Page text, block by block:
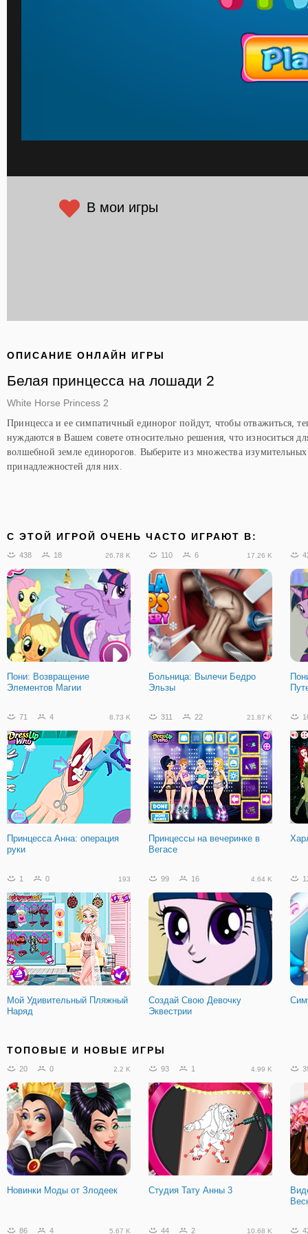
В мои игры
ОПИСАНИЕ ОНЛАЙН ИГРЫ
Белая принцесса на лошади 2
White Horse Princess 2
Принцесса и ее симпатичный единорог пойдут, чтобы отважиться,
нуждаются в Вашем совете относительно решения, что износиться
волшебной земле единорогов. Выберите из множества изумительных
принадлежностей для них.
C ЭТОЙ ИГРОЙ ОЧЕНЬ ЧАСТО ИГРАЮТ В:
438 18 26.78 K
Пони: Возвращение
Элементов Магии
110 6 17.26 K
Больница: Вылечи Бедро
Эльзы
71 4 8.73 K
Принцесса Анна: операция
руки
311 22 21.87 K
Принцессы на вечеринке в
Вегасе
1 0 193
Мой Удивительный Пляжный
Наряд
99 16 4.64 K
Создай Свою Девочку
Эквестрии
Твайлайт Спаркл:
Танцевальная Вечеринка
Сделать 7
ТОПОВЫЕ И НОВЫЕ ИГРЫ
20 0 2.2 K
Новинки Моды от Злодеек
93 1 4.99 K
Студия Тату Анны 3
86 4 5.67 K 44 2 10.68 K